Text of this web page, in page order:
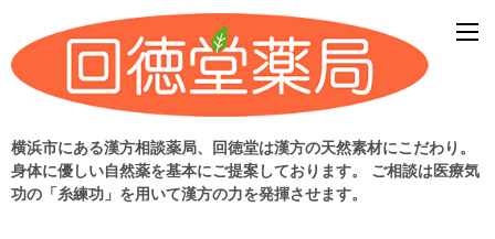
横浜市にある漢方相談薬局、回徳堂は漢方の天然素材にこだわり。
身体に優しい自然薬を基本にご提案しております。 ご相談は医療気
功の「糸練功」を用いて漢方の力を発揮させます。